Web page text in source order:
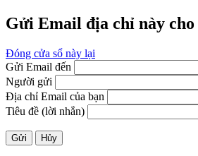
Gửi Email địa chỉ này cho
Đóng cửa sổ này lại
Gửi Email đến
Người gửi
Địa chỉ Email của bạn
Tiêu đề (lời nhắn)
Gửi Hủy